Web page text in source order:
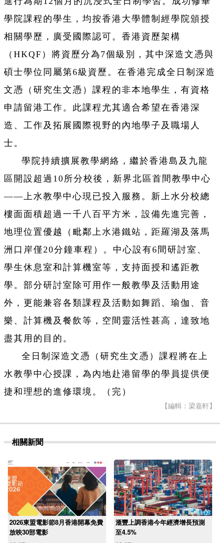
學院課程的學生，均按香港大學體制經學院頒授
相關學歷，廣受國際認可。香港資歷架構
（HKQF）將資歷分為7個級別，其中深造文憑與
碩士學位同屬第6級資歷。在香港完成全日制深造
文憑（研究生文憑）課程的非本地學生，有資格
申請留港工作。此課程尤其適合希望在香港深
造、工作及拓展國際視野的內地學子及職場人
士。
學院持續擴展教學網絡，繼於香港島及九龍
區開設超過10所分校後，新界北區首間教學中心
——上水教學中心現已投入服務。新上水分校總
樓面面積超過一千八百平方米，設備先進完善，
地理位置優越（毗鄰上水港鐵站，距羅湖及落馬
洲口岸僅20分鐘車程）。中心設有6間研討室、
學生休息室和計算機室等，支持面授和遙距教
學。部分研討室除可用作一般教學及活動用途
外，更能兼容各類課程及活動如舞蹈、瑜伽、音
樂、計算機及餐飲等，空間靈活性甚高，達致地
盡其用的目的。
全日制深造文憑（研究生文憑）課程將在上
水教學中心授課，為內地赴港留學的學員提供便
捷和理想的進修環境。（完）
【編輯：梁嘉軒】
相關新聞
2026東盟電影節8月香港開幕免費
放映30部電影
滙豐上調香港今年經濟增長預測
至4.5%